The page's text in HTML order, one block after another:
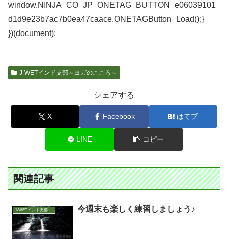
window.NINJA_CO_JP_ONETAG_BUTTON_e06039101
d1d9e23b7ac7b0ea47caace.ONETAGButton_Load();}
})(document);
J-WETインド支部～ヨガのこころ～
シェアする
X Facebook はてブ
LINE コピー
関連記事
J-WETインド支部～ヨガのこころ～ 今週末も楽しく練習しましょう♪